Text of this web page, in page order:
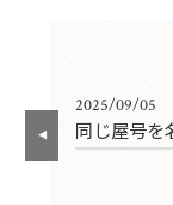
2025/09/05
同じ屋号を